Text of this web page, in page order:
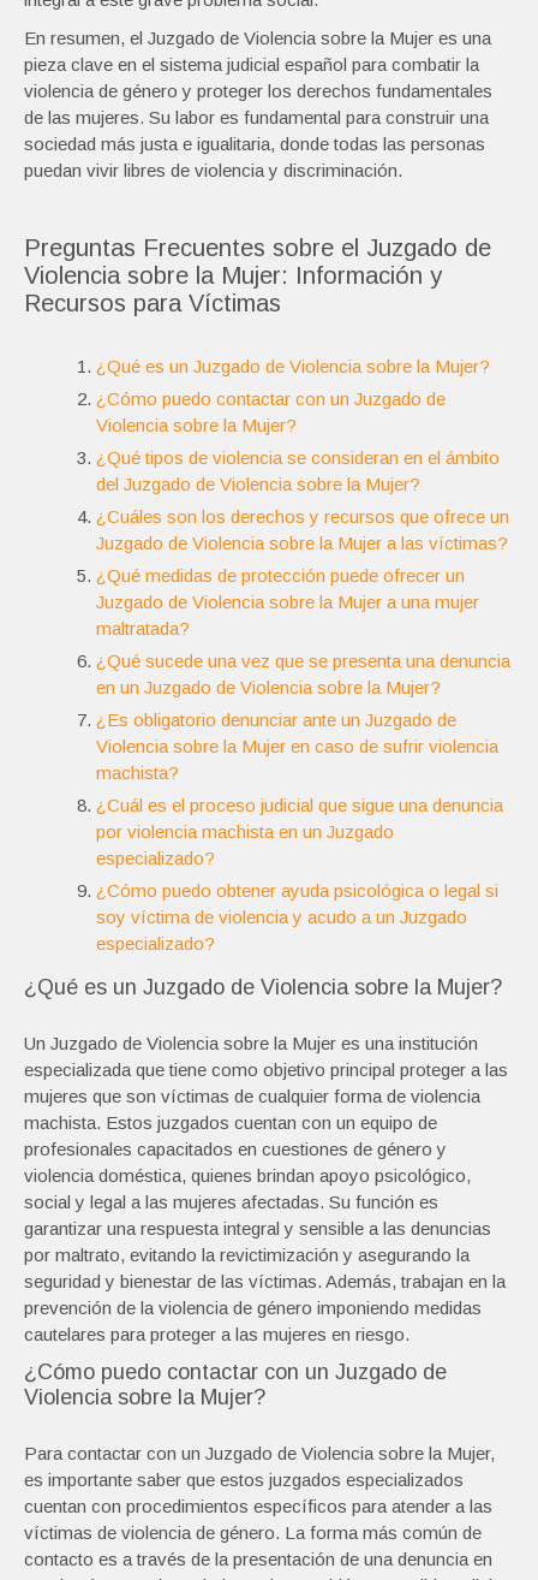
En resumen, el Juzgado de Violencia sobre la Mujer es una
pieza clave en el sistema judicial español para combatir la
violencia de género y proteger los derechos fundamentales
de las mujeres. Su labor es fundamental para construir una
sociedad más justa e igualitaria, donde todas las personas
puedan vivir libres de violencia y discriminación.
Preguntas Frecuentes sobre el Juzgado de
Violencia sobre la Mujer: Información y
Recursos para Víctimas
¿Qué es un Juzgado de Violencia sobre la Mujer?
¿Cómo puedo contactar con un Juzgado de
Violencia sobre la Mujer?
¿Qué tipos de violencia se consideran en el ámbito
del Juzgado de Violencia sobre la Mujer?
¿Cuáles son los derechos y recursos que ofrece un
Juzgado de Violencia sobre la Mujer a las víctimas?
¿Qué medidas de protección puede ofrecer un
Juzgado de Violencia sobre la Mujer a una mujer
maltratada?
¿Qué sucede una vez que se presenta una denuncia
en un Juzgado de Violencia sobre la Mujer?
¿Es obligatorio denunciar ante un Juzgado de
Violencia sobre la Mujer en caso de sufrir violencia
machista?
¿Cuál es el proceso judicial que sigue una denuncia
por violencia machista en un Juzgado
especializado?
¿Cómo puedo obtener ayuda psicológica o legal si
soy víctima de violencia y acudo a un Juzgado
especializado?
¿Qué es un Juzgado de Violencia sobre la Mujer?
Un Juzgado de Violencia sobre la Mujer es una institución
especializada que tiene como objetivo principal proteger a las
mujeres que son víctimas de cualquier forma de violencia
machista. Estos juzgados cuentan con un equipo de
profesionales capacitados en cuestiones de género y
violencia doméstica, quienes brindan apoyo psicológico,
social y legal a las mujeres afectadas. Su función es
garantizar una respuesta integral y sensible a las denuncias
por maltrato, evitando la revictimización y asegurando la
seguridad y bienestar de las víctimas. Además, trabajan en la
prevención de la violencia de género imponiendo medidas
cautelares para proteger a las mujeres en riesgo.
¿Cómo puedo contactar con un Juzgado de
Violencia sobre la Mujer?
Para contactar con un Juzgado de Violencia sobre la Mujer,
es importante saber que estos juzgados especializados
cuentan con procedimientos específicos para atender a las
víctimas de violencia de género. La forma más común de
contacto es a través de la presentación de una denuncia en